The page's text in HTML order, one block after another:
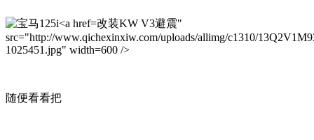
改装KW V3避震"
src="http://www.qichexinxiw.com/uploads/allimg/c1310/
1025451.jpg" width=600 />
随便看看把